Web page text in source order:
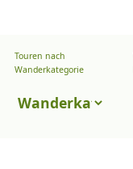
Touren nach
Wanderkategorie
Touren